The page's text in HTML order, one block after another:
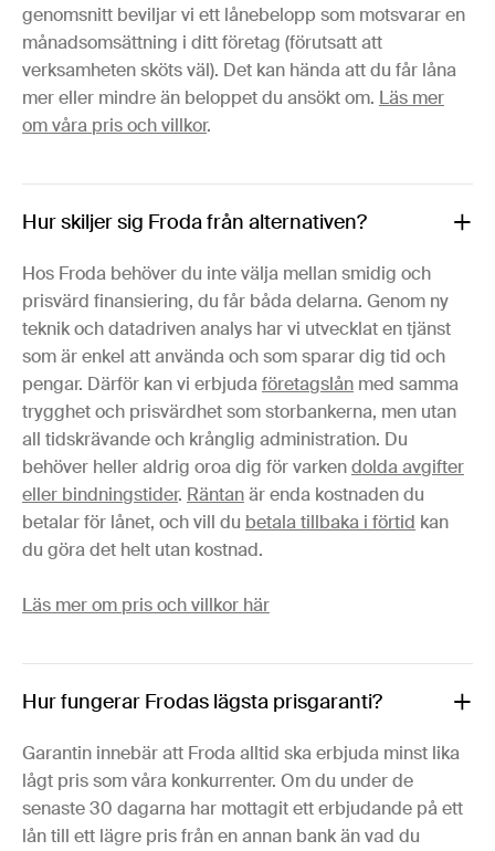
genomsnitt beviljar vi ett lånebelopp som motsvarar en
månadsomsättning i ditt företag (förutsatt att
verksamheten sköts väl). Det kan hända att du får låna
mer eller mindre än beloppet du ansökt om. Läs mer
om våra pris och villkor.
Hur skiljer sig Froda från alternativen?
Hos Froda behöver du inte välja mellan smidig och
prisvärd finansiering, du får båda delarna. Genom ny
teknik och datadriven analys har vi utvecklat en tjänst
som är enkel att använda och som sparar dig tid och
pengar. Därför kan vi erbjudaföretagslån med samma
trygghet och prisvärdhet som storbankerna, men utan
all tidskrävande och krånglig administration. Du
behöver heller aldrig oroa dig för varkendolda avgifter
eller bindningstider. Räntanär enda kostnaden du
betalar för lånet, och vill du betala tillbaka i förtid kan
du göra det helt utan kostnad.
Läs mer om pris och villkor här
Hur fungerar Frodas lägsta prisgaranti?
Garantin innebär att Froda alltid ska erbjuda minst lika
lågt pris som våra konkurrenter. Om du under de
senaste 30 dagarna har mottagit ett erbjudande på ett
lån till ett lägre pris från en annan bank än vad du